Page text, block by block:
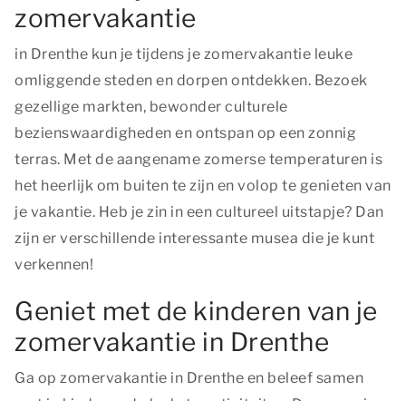
zomervakantie
in Drenthe kun je tijdens je zomervakantie leuke
omliggende steden en dorpen ontdekken. Bezoek
gezellige markten, bewonder culturele
bezienswaardigheden en ontspan op een zonnig
terras. Met de aangename zomerse temperaturen is
het heerlijk om buiten te zijn en volop te genieten van
je vakantie. Heb je zin in een cultureel uitstapje? Dan
zijn er verschillende interessante musea die je kunt
verkennen!
Geniet met de kinderen van je
zomervakantie in Drenthe
Ga op zomervakantie in Drenthe en beleef samen